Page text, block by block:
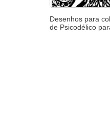
Desenhos para
de Psicodélico